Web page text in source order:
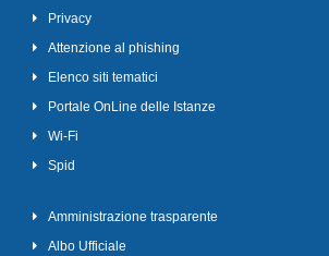
Privacy
Attenzione al phishing
Elenco siti tematici
Portale OnLine delle Istanze
Wi-Fi
Spid
Amministrazione trasparente
Albo Ufficiale